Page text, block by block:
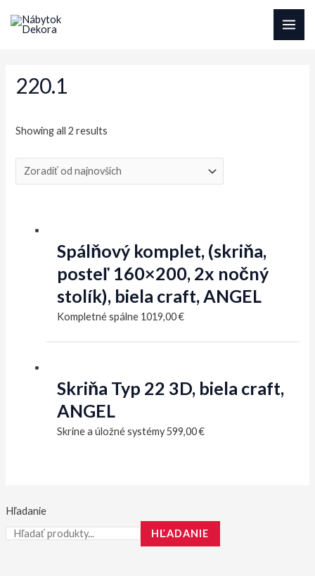
Hľadanie
HĽADANIE
220.1
Showing all 2 results
latest
Spálňový komplet, (skriňa,
posteľ 160×200, 2x nočný
stolík), biela craft, ANGEL
Kompletné spálne 1019,00€
Skriňa Typ 22 3D, biela craft,
ANGEL
Skrine a úložné systémy599,00€